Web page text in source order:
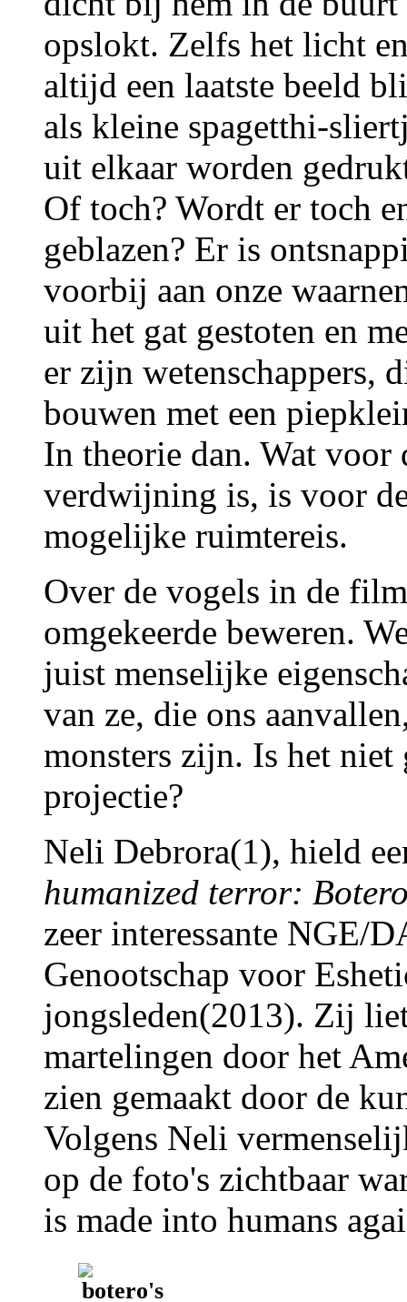
opslokt. Zelfs het licht
altijd een laatste beeld
als kleine spagetthi-
uit elkaar worden
Of toch? Wordt er toch
geblazen? Er is
voorbij aan onze
uit het gat gestoten en
er zijn wetenschappers,
bouwen met een
In theorie dan. Wat voor
verdwijning is, is voor
mogelijke ruimtereis.
Over de vogels in de
omgekeerde beweren.
juist menselijke
van ze, die ons
monsters zijn. Is het
projectie?
Neli Debrora(1), hield
humanized terror:
zeer interessante NGE/
Genootschap voor
jongsleden(2013). Zij
martelingen door het
zien gemaakt door de
Volgens Neli
op de foto's zichtbaar
is made into humans